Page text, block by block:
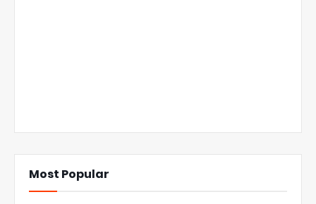
Most Popular